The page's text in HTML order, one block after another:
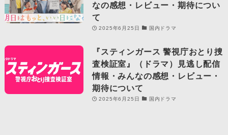
なの感想・レビュー・期待につい
て
2025年6月25日 国内ドラマ
『スティンガース 警視庁おとり捜
査検証室』（ドラマ）見逃し配信
情報・みんなの感想・レビュー・
期待について
2025年6月25日 国内ドラマ